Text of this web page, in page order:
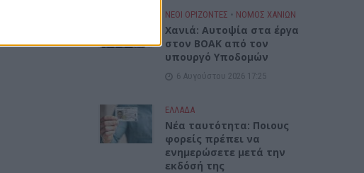
ΝΕΟΙ ΟΡΙΖΟΝΤΕΣ • ΝΟΜΌΣ ΧΑΝΊΩΝ
Χανιά: Αυτοψία στα έργα
στον ΒΟΑΚ από τον
υπουργό Υποδομών
6 Αυγούστου 2026 17:25
ΕΛΛΑΔΑ
Νέα ταυτότητα: Ποιους
φορείς πρέπει να
ενημερώσετε μετά την
εκδόσή της